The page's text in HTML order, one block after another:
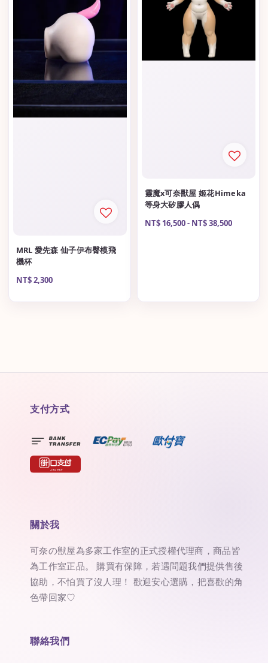
MRL 愛先森 仙子伊布臀模飛
機杯
Regular
NT$ 2,300
靈魔x可奈獸屋 姬花Himeka
等身大矽膠人偶
Regular
NT$ 16,500- NT$ 38,500
支付方式
關於我
可奈の獣屋為多家工作室的正式授權代理商，商品皆
為工作室正品。 購買有保障，若遇問題我們提供售後
協助，不怕買了沒人理！ 歡迎安心選購，把喜歡的角
色帶回家♡
聯絡我們